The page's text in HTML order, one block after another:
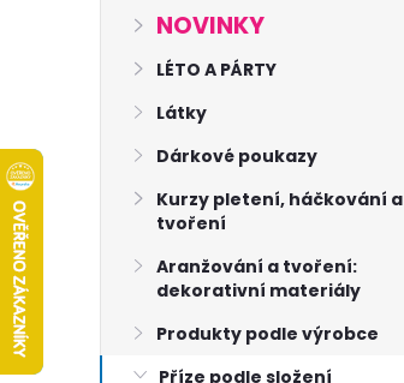
NOVINKY
LÉTO A PÁRTY
Látky
Dárkové poukazy
Kurzy pletení, háčkování a
tvoření
Aranžování a tvoření:
dekorativní materiály
Produkty podle výrobce
Příze podle složení